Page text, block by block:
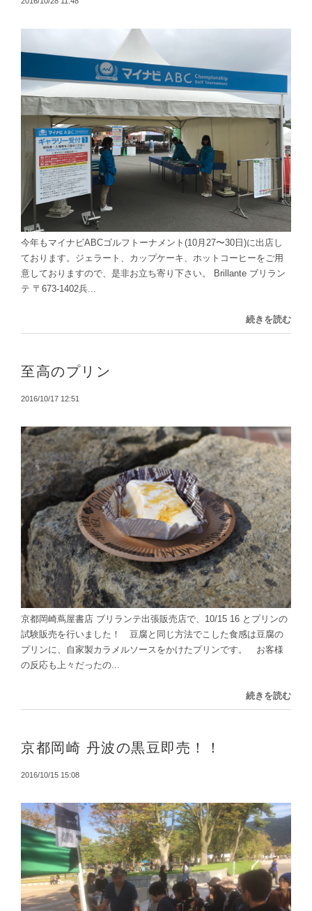
今年もマイナビABCゴルフトーナメント(10月27〜30日)に出店し
ております。ジェラート、カップケーキ、ホットコーヒーをご用
意しておりますので、是非お立ち寄り下さい。 Brillante ブリラン
テ 〒673-1402兵...
続きを読む
至高のプリン
2016/10/17 12:51
京都岡崎蔦屋書店 ブリランテ出張販売店で、10/15 16 とプリンの
試験販売を行いました！ 豆腐と同じ方法でこした食感は豆腐の
プリンに、自家製カラメルソースをかけたプリンです。 お客様
の反応も上々だったの...
続きを読む
京都岡崎 丹波の黒豆即売！！
2016/10/15 15:08